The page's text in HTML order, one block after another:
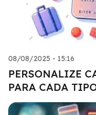
08/08/2025 - 15:16
PERSONALIZE
PARA CADA